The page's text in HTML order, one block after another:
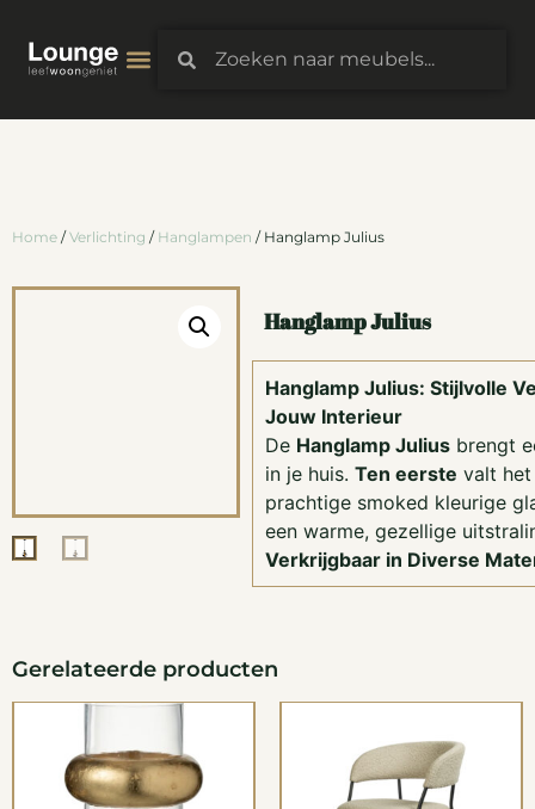
Home /Verlichting / Hanglampen / Hanglamp Julius
Hanglamp Julius
Hanglamp Julius: Stijlvolle
Jouw Interieur
De Hanglamp Juliusbrengt
in je huis. Ten eerste valt
prachtige smoked kleurige
een warme, gezellige
Verkrijgbaar in Diverse
Gerelateerde producten